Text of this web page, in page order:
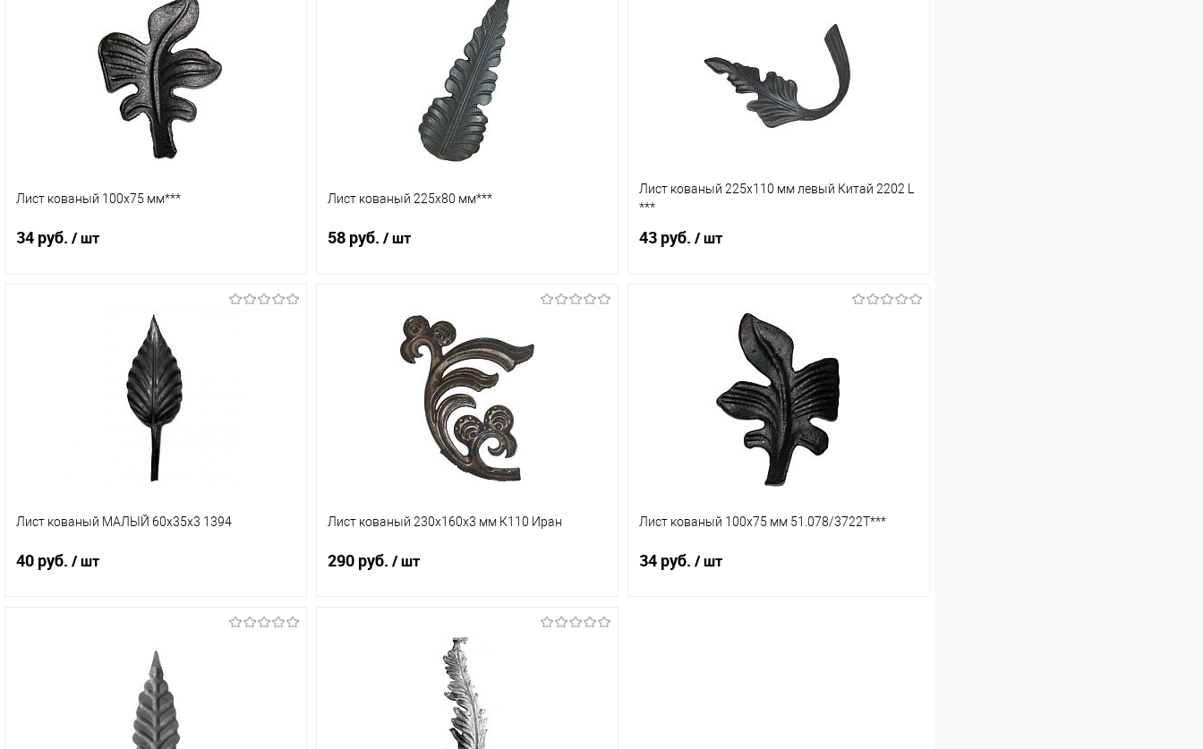
Лист кованый 100х75 мм***
34 руб. / шт
В корзину
Лист кованый 225х80 мм***
58 руб. / шт
Купить в 1 клик
Сравнение
Лист кованый 225х110 мм левый Китай 2202 L
***
43 руб. / шт
Сравнение
В наличии (1)
Лист кованый МАЛЫЙ 60х35х3 1394
40 руб. / шт
Лист кованый 230х160х3 мм К110 Иран
290 руб. / шт
В корзину
Лист кованый 100х75 мм 51.078/3722Т***
34 руб. / шт